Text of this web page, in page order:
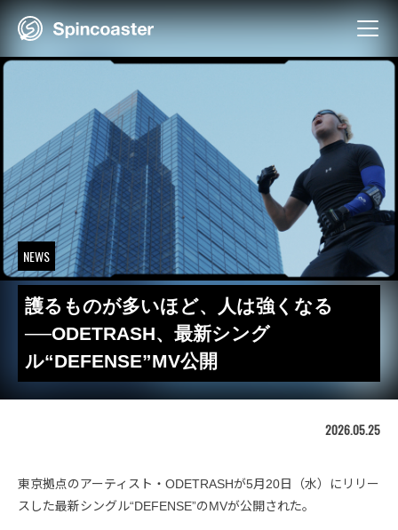
Skip
NEWS
護るものが多いほど、人は強くなる
──ODETRASH、最新シング
ル“DEFENSE”MV公開
2026.05.25
東京拠点のアーティスト・ODETRASHが5月20日（水）にリリー
スした最新シングル“DEFENSE”のMVが公開された。